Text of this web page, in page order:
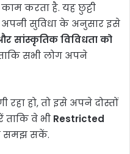
करता है. यह छुट्टी
अपनी सुविधा के अनुसार इसे
सांस्कृतिक विविधता को
सभी लोग अपने
हो, तो इसे अपने दोस्तों
वे भी Restricted
समझ सकें.